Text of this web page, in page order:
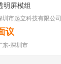
明屏模组
圳市起立科技有限公司
议
东-深圳市